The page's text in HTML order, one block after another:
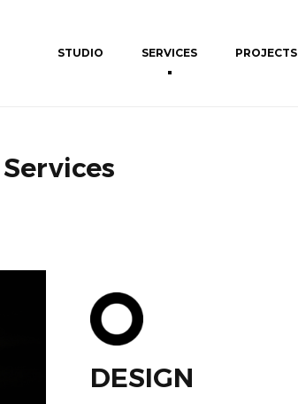
STUDIO SERVICES PROJECTS
Services
DESIGN